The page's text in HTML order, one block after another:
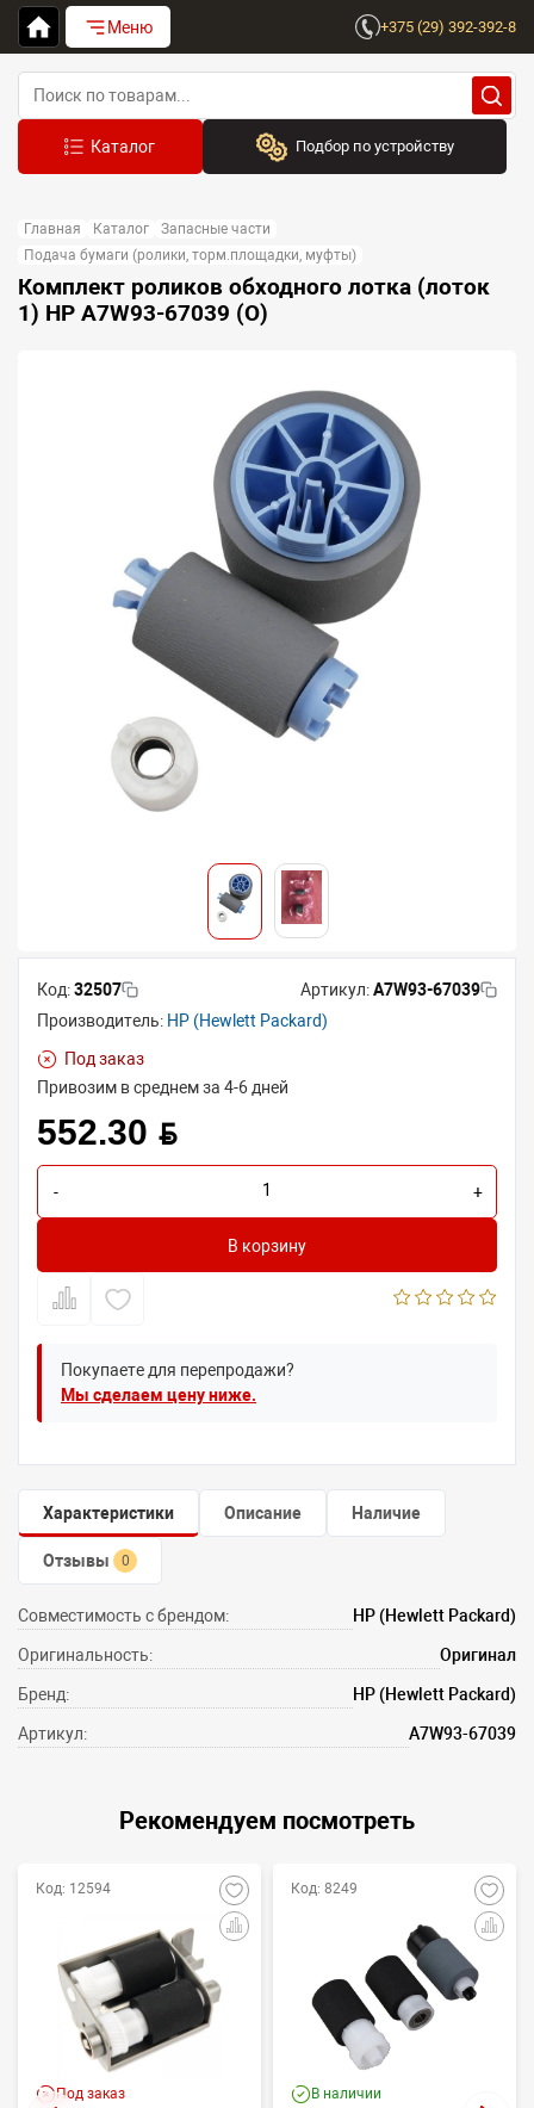
Меню +375 (29) 392-392-8
Подбор по устройству
Выберите бренд
Устройство:
Сначала выберите бренд
Главная Каталог
Запасные части
Подача бумаги (ролики, торм.площадки, муфты)
Комплект роликов обходного лотка (лоток
1) HP A7W93-67039 (O)
Код:32507 Артикул:A7W93-67039
Производитель: HP (Hewlett Packard)
Под заказ
Привозим в среднем за 4-6 дней
552.30 BYN
- +
В корзину
Покупаете для перепродажи?
Мы сделаем цену ниже.
Характеристики Описание Наличие
Отзывы 0
Совместимость с брендом: HP (Hewlett Packard)
Оригинальность: Оригинал
Бренд: HP (Hewlett Packard)
Артикул: A7W93-67039
Рекомендуем посмотреть
Код: 12594
Под заказ
Код: 8249
В наличии